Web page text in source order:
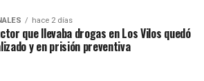
hace 2 días
que llevaba drogas en Los Vilos quedó
y en prisión preventiva